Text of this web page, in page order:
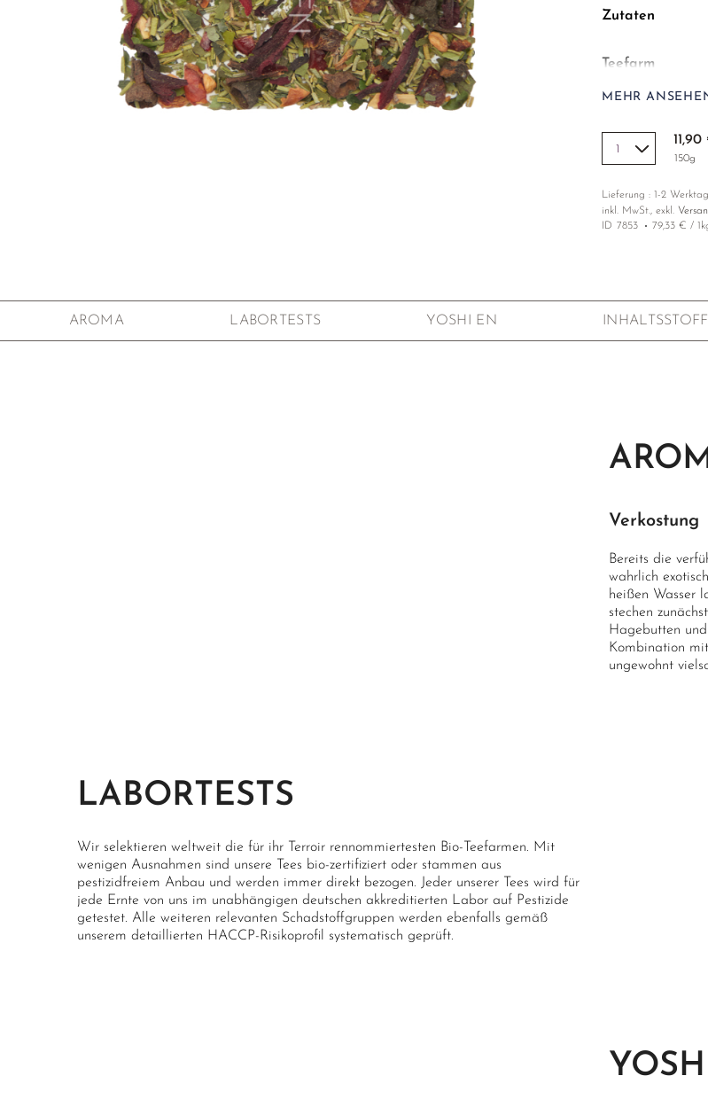
Zum Anfang der Bildgalerie springen
Zutaten
Teefarm
Anbau
MEHR
11,90
150g
Lieferung : 1-2
inkl. MwSt., exkl.
ID 7853 79,33 € /
AROMA LABORTESTS YOSHI EN
Verkostung
Bereits die
wahrlich
heißen Wasser
stechen
Hagebutten
Kombination
ungewohnt
LABORTESTS
Wir selektieren weltweit die für ihr Terroir rennommiertesten Bio-Teefarmen. Mit
wenigen Ausnahmen sind unsere Tees bio-zertifiziert oder stammen aus
pestizidfreiem Anbau und werden immer direkt bezogen. Jeder unserer Tees wird für
jede Ernte von uns im unabhängigen deutschen akkreditierten Labor auf Pestizide
getestet. Alle weiteren relevanten Schadstoffgruppen werden ebenfalls gemäß
unserem detaillierten HACCP-Risikoprofil systematisch geprüft.